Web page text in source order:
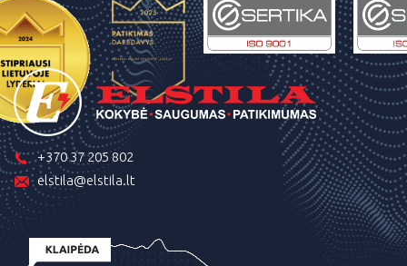
+370 37 205 802
elstila@elstila.lt